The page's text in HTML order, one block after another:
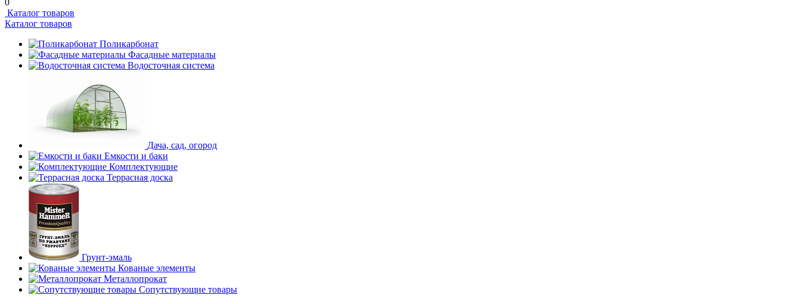
0
Каталог товаров
Каталог товаров
Поликарбонат
Фасадные материалы
Водосточная система
Дача, сад, огород
Емкости и баки
Комплектующие
Террасная доска
Грунт-эмаль
Кованые элементы
Металлопрокат
Сопутствующие товары